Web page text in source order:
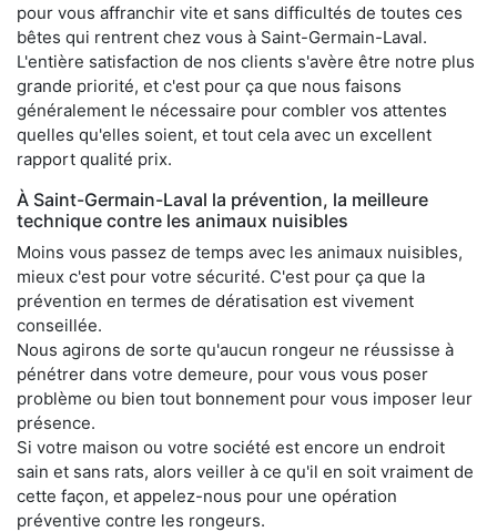
pour vous affranchir vite et sans difficultés de toutes ces
bêtes qui rentrent chez vous à Saint-Germain-Laval.
L'entière satisfaction de nos clients s'avère être notre plus
grande priorité, et c'est pour ça que nous faisons
généralement le nécessaire pour combler vos attentes
quelles qu'elles soient, et tout cela avec un excellent
rapport qualité prix.
À Saint-Germain-Laval la prévention, la meilleure
technique contre les animaux nuisibles
Moins vous passez de temps avec les animaux nuisibles,
mieux c'est pour votre sécurité. C'est pour ça que la
prévention en termes de dératisation est vivement
conseillée.
Nous agirons de sorte qu'aucun rongeur ne réussisse à
pénétrer dans votre demeure, pour vous vous poser
problème ou bien tout bonnement pour vous imposer leur
présence.
Si votre maison ou votre société est encore un endroit
sain et sans rats, alors veiller à ce qu'il en soit vraiment de
cette façon, et appelez-nous pour une opération
préventive contre les rongeurs.